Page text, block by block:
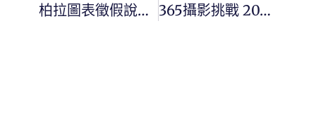
柏拉圖表徵假說：AI模型表徵收斂的探索 365攝影挑戰 20240528(二) 149/366 Day3052